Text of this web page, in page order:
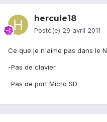
hercule18
Posté(e) 29 avril 2011
Ce que je n'aime pas dans le
-Pas de clavier
-Pas de port Micro SD